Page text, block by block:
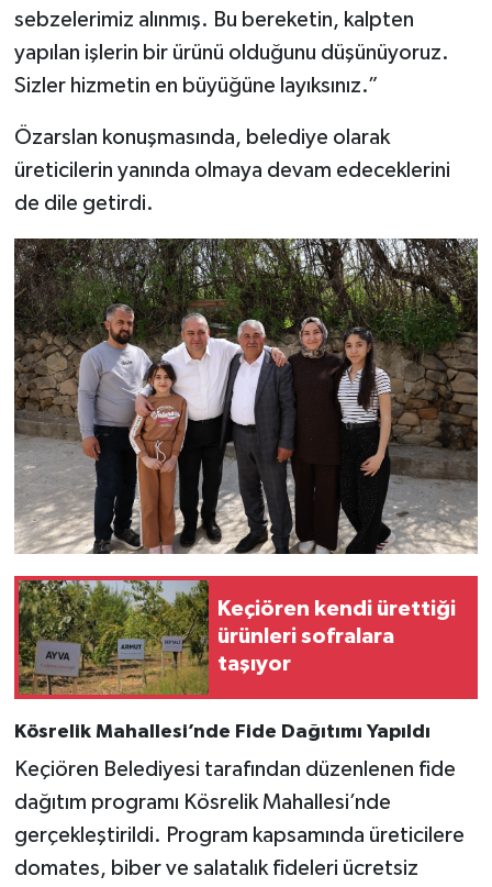
sebzelerimiz alınmış. Bu bereketin, kalpten
yapılan işlerin bir ürünü olduğunu düşünüyoruz.
Sizler hizmetin en büyüğüne layıksınız.”
Özarslan konuşmasında, belediye olarak
üreticilerin yanında olmaya devam edeceklerini
de dile getirdi.
Keçiören kendi ürettiği
ürünleri sofralara
taşıyor
Kösrelik Mahallesi’nde Fide Dağıtımı Yapıldı
Keçiören Belediyesi tarafından düzenlenen fide
dağıtım programı Kösrelik Mahallesi’nde
gerçekleştirildi. Program kapsamında üreticilere
domates, biber ve salatalık fideleri ücretsiz